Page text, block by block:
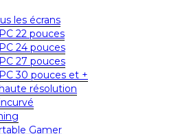
les écrans
22 pouces
24 pouces
27 pouces
30 pouces et +
résolution
Gamer